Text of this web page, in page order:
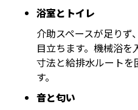
浴室とトイレ
介助スペースが足りず
目立ちます。機械浴
寸法と給排水ルート
す。
音と匂い